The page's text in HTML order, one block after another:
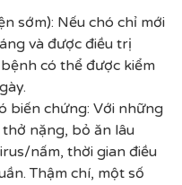
sớm): Nếu chó chỉ mới
và được điều trị
có thể được kiểm
biến chứng: Với những
nặng, bỏ ăn lâu
nấm, thời gian điều
Thậm chí, một số